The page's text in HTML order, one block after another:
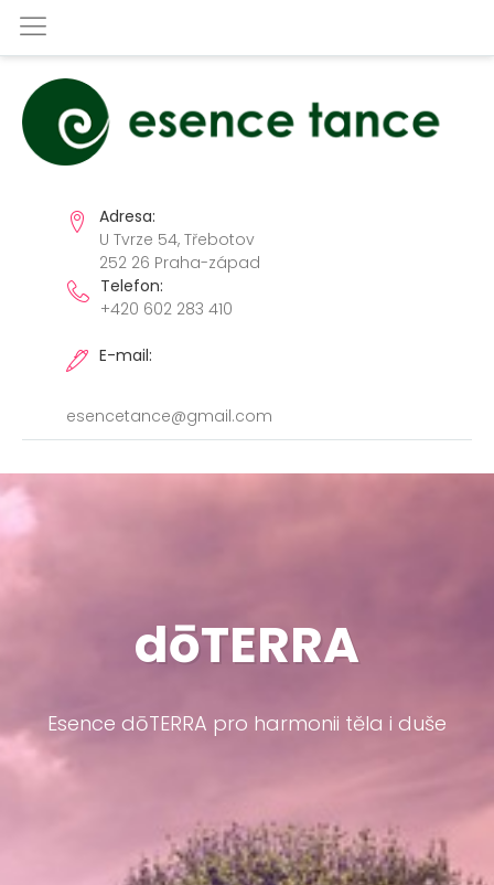
Adresa:
U Tvrze 54, Třebotov
252 26 Praha-západ
Telefon:
+420 602 283 410
E-mail:
esencetance@gmail.com
dōTERRA
Esence dōTERRA pro harmonii těla i duše